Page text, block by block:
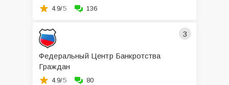
4.9/5 136
3
Федеральный Центр Банкротства
Граждан
4.9/5 80